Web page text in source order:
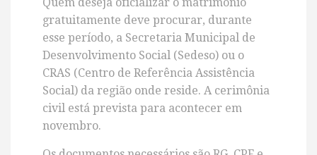
gratuitamente deve procurar, durante
esse período, a Secretaria Municipal de
Desenvolvimento Social (Sedeso) ou o
CRAS (Centro de Referência Assistência
Social) da região onde reside. A cerimônia
civil está prevista para acontecer em
novembro.